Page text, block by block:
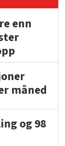
enn
måned
og 98